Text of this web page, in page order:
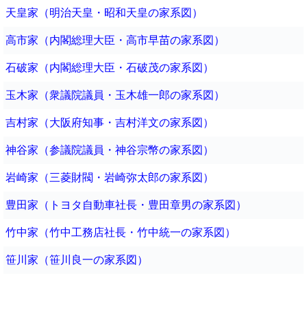
天皇家（明治天皇・昭和天皇の家系図）
高市家（内閣総理大臣・高市早苗の家系図）
石破家（内閣総理大臣・石破茂の家系図）
玉木家（衆議院議員・玉木雄一郎の家系図）
吉村家（大阪府知事・吉村洋文の家系図）
神谷家（参議院議員・神谷宗幣の家系図）
岩崎家（三菱財閥・岩崎弥太郎の家系図）
豊田家（トヨタ自動車社長・豊田章男の家系図）
竹中家（竹中工務店社長・竹中統一の家系図）
笹川家（笹川良一の家系図）